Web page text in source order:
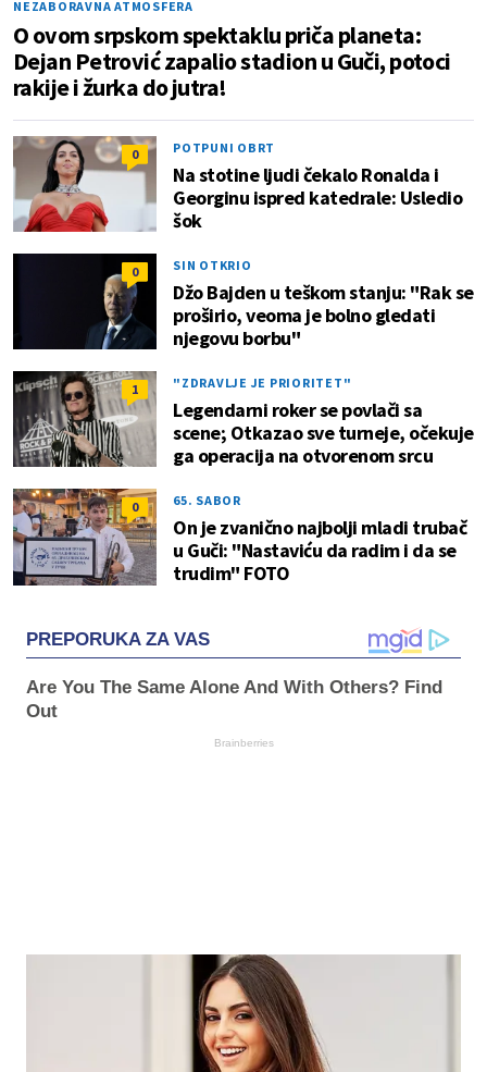
NEZABORAVNA ATMOSFERA
O ovom srpskom spektaklu priča planeta:
Dejan Petrović zapalio stadion u Guči, potoci
rakije i žurka do jutra!
0 POTPUNI OBRT
Na stotine ljudi čekalo Ronalda i
Georginu ispred katedrale: Usledio
šok
0 SIN OTKRIO
Džo Bajden u teškom stanju: "Rak se
proširio, veoma je bolno gledati
njegovu borbu"
1 "ZDRAVLJE JE PRIORITET"
Legendarni roker se povlači sa
scene; Otkazao sve turneje, očekuje
ga operacija na otvorenom srcu
0 65. SABOR
On je zvanično najbolji mladi trubač
u Guči: "Nastaviću da radim i da se
trudim" FOTO
PREPORUKA ZA VAS
Are You The Same Alone And With Others? Find
Out
Brainberries